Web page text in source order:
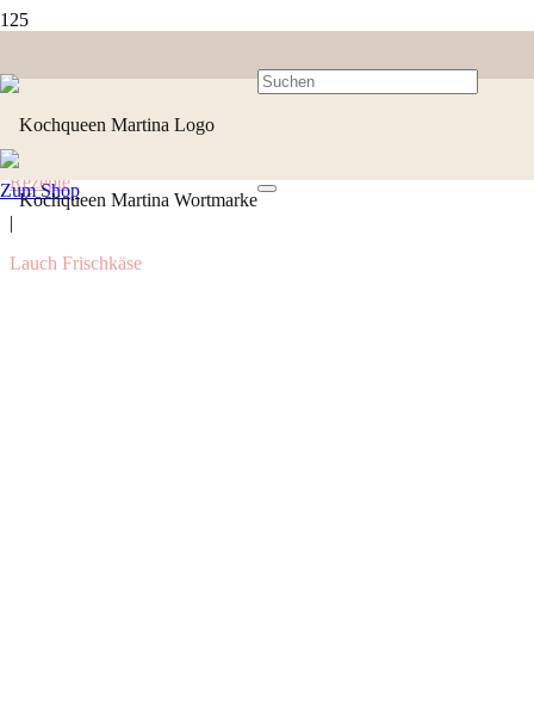
Zum Shop
Rezepte
|
Lauch Frischkäse